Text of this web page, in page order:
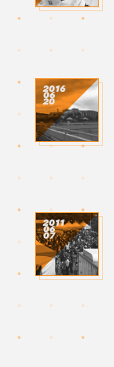
2016
06
20
2011
06
07